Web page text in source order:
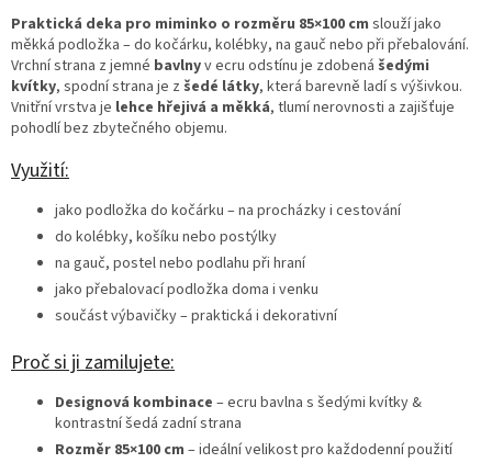
Praktická deka pro miminko o rozměru 85×100 cm slouží jako
měkká podložka – do kočárku, kolébky, na gauč nebo při přebalování.
Vrchní strana z jemné bavlnyv ecru odstínu je zdobená šedými
kvítky, spodní strana je z šedé látky, která barevně ladí s výšivkou.
Vnitřní vrstva je lehce hřejivá a měkká, tlumí nerovnosti a zajišťuje
pohodlí bez zbytečného objemu.
Využití:
jako podložka do kočárku – na procházky i cestování
do kolébky, košíku nebo postýlky
na gauč, postel nebo podlahu při hraní
jako přebalovací podložka doma i venku
součást výbavičky – praktická i dekorativní
Proč si ji zamilujete:
Designová kombinace – ecru bavlna s šedými kvítky &
kontrastní šedá zadní strana
Rozměr 85×100 cm – ideální velikost pro každodenní použití